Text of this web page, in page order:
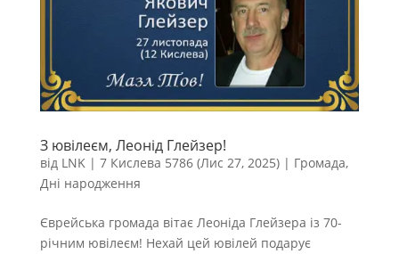
З ювілеєм, Леонід Глейзер!
від LNK| 7 Кислева 5786 (Лис 27, 2025)| Громада,
Дні народження
Єврейська громада вітає Леоніда Глейзера із 70-
річним ювілеєм! Нехай цей ювілей подарує